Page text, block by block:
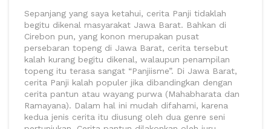
Sepanjang yang saya ketahui, cerita Panji tidaklah
begitu dikenal masyarakat Jawa Barat. Bahkan di
Cirebon pun, yang konon merupakan pusat
persebaran topeng di Jawa Barat, cerita tersebut
kalah kurang begitu dikenal, walaupun penampilan
topeng itu terasa sangat “Panjiisme”. Di Jawa Barat,
cerita Panji kalah populer jika dibandingkan dengan
cerita pantun atau wayang purwa (Mahabharata dan
Ramayana). Dalam hal ini mudah difahami, karena
kedua jenis cerita itu diusung oleh dua genre seni